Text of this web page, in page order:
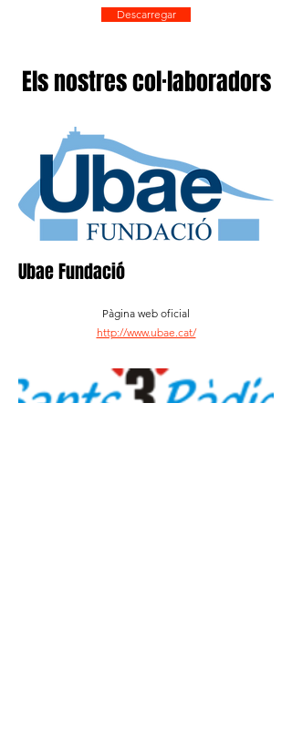
Descarregar
Els nostres col·laboradors
Ubae Fundació
Pàgina web oficial
http://www.ubae.cat/